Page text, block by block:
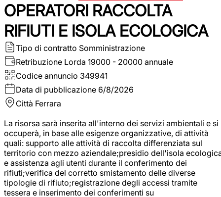
OPERATORI RACCOLTA
RIFIUTI E ISOLA ECOLOGICA
Tipo di contratto Somministrazione
Retribuzione Lorda 19000 - 20000 annuale
Codice annuncio 349941
Data di pubblicazione 6/8/2026
Città Ferrara
La risorsa sarà inserita all'interno dei servizi ambientali e si
occuperà, in base alle esigenze organizzative, di attività
quali: supporto alle attività di raccolta differenziata sul
territorio con mezzo aziendale;presidio dell'isola
e assistenza agli utenti durante il conferimento dei
rifiuti;verifica del corretto smistamento delle diverse
tipologie di rifiuto;registrazione degli accessi tramite
tessera e inserimento dei conferimenti su